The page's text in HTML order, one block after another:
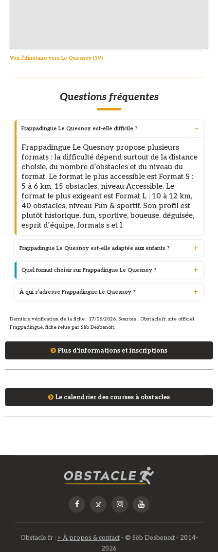
Voir l’itinéraire vers Le Quesnoy (59)
Questions fréquentes
Frappadingue Le Quesnoy est-elle difficile ?
Frappadingue Le Quesnoy propose plusieurs
formats : la difficulté dépend surtout de la distance
choisie, du nombre d’obstacles et du niveau du
format. Le format le plus accessible est Format S :
5 à 6 km, 15 obstacles, niveau Accessible. Le
format le plus exigeant est Format L : 10 à 12 km,
40 obstacles, niveau Fun & sportif. Son profil est
plutôt historique, fun, sportive, boueuse, déguisée,
esprit d’équipe, formats s et l.
Frappadingue Le Quesnoy est-elle adaptée aux enfants ?
Quel format choisir sur Frappadingue Le Quesnoy ?
À qui s’adresse Frappadingue Le Quesnoy ?
Dernière vérification de la fiche : 17/06/2026. Sources : Obstacle.fr, site officiel
Frappadingue, fiche relue par Sèb Desbenoit.
Plus d'informations et inscriptions
Le calendrier des courses à obstacles
Obstacle.fr : > À propos & contact- © Sèb Desbenoit - 2014-
2026